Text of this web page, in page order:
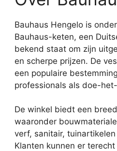
Bauhaus Hengelo is
Bauhaus-keten, een
bekend staat om zijn
en scherpe prijzen. De
een populaire
professionals als doe-
De winkel biedt een
waaronder
verf, sanitair,
Klanten kunnen er